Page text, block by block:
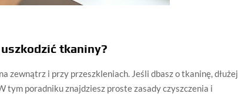
tkaniny?
zewnątrz i przy przeszkleniach. Jeśli dbasz o tkaninę, dłużej
tym poradniku znajdziesz proste zasady czyszczenia i